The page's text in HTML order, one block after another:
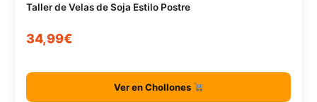
Taller de Velas de Soja Estilo Postre
34,99€
Ver en Chollones